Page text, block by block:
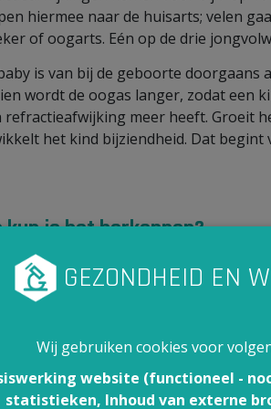
hiermee naar de huisarts; velen
of oogarts. Eén op de drie
is van bij de geboorte doorgaans
wordt de oogas langer, zodat een
refractieafwijking meer heeft. Groeit
het kind bijziendheid. Dat begint
kun je het herkennen?
zorgen voor een
of veraf. Soms geven ze ook meer
hoofdpijn, pijn rond de ogen,
Het kan zijn dat je je ogen moet
Wij gebruiken cookies voor
website (functioneel -
statistieken, Inhoud van externe